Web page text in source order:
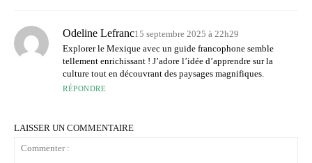
Odeline Lefranc15 septembre 2025 à 22h29
Explorer le Mexique avec un guide francophone semble
tellement enrichissant ! J’adore l’idée d’apprendre sur la
culture tout en découvrant des paysages magnifiques.
RÉPONDRE
LAISSER UN COMMENTAIRE